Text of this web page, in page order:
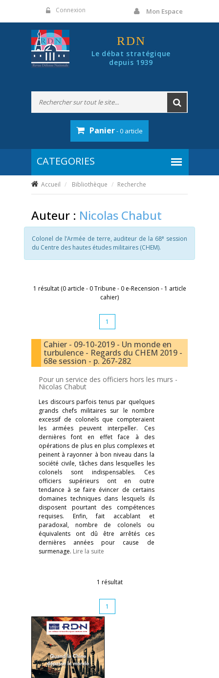
Connexion Mon Espace
RDN
Le débat stratégique
depuis 1939
Panier- 0 article
Accueil Bibliothèque Recherche
Auteur : Nicolas Chabut
Colonel de l’Armée de terre, auditeur de la 68e session
du Centre des hautes études militaires (CHEM).
1 résultat (0 article - 0 Tribune - 0 e-Recension - 1 article
cahier)
1
Cahier - 09-10-2019 - Un monde en
turbulence - Regards du CHEM 2019 -
68e session - p. 267-282
Pour un service des officiers hors les murs -
Nicolas Chabut
Les discours parfois tenus par quelques
grands chefs militaires sur le nombre
excessif de colonels que compteraient
les armées peuvent interpeller. Ces
dernières font en effet face à des
opérations de plus en plus complexes et
peinent à rayonner à bon niveau dans la
société civile, tâches dans lesquelles les
colonels sont indispensables. Ces
officiers supérieurs ont en outre
tendance à se faire évincer de certains
domaines techniques dans lesquels ils
disposent pourtant des compétences
requises. Enfin, fait accablant et
paradoxal, nombre de colonels ou
équivalents ont dû être arrêtés ces
dernières années pour cause de
surmenage. Lire la suite
1 résultat
1